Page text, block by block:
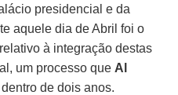
presidencial e da
aquele dia de Abril foi o
à integração destas
um processo que Al
de dois anos.